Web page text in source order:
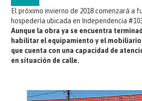
El próximo invierno de 2018 comenzará a
hospedería ubicada en Independencia
Aunque la obra ya se encuentra
habilitar el equipamiento y el
que cuenta con una capacidad de
en situación de calle.